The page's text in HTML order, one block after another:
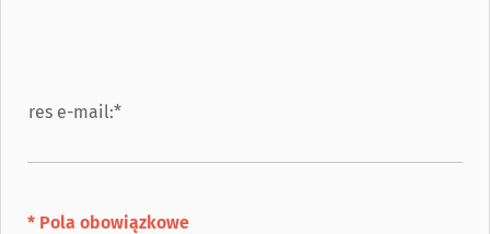
Adres e-mail:*
* Pola obowiązkowe